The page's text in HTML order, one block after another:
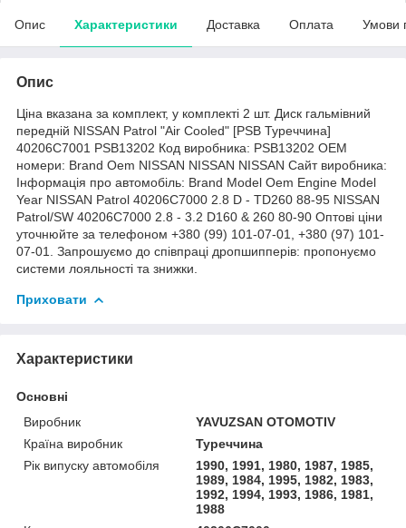
Опис Характеристики Доставка Оплата Умови
Опис
Ціна вказана за комплект, у комплекті 2 шт. Диск гальмівний
передній NISSAN Patrol "Air Cooled" [PSB Туреччина]
40206C7001 PSB13202 Код виробника: PSB13202 OEM
номери: Brand Oem NISSAN NISSAN NISSAN Сайт виробника:
Інформація про автомобіль: Brand Model Oem Engine Model
Year NISSAN Patrol 40206C7000 2.8 D - TD260 88-95 NISSAN
Patrol/SW 40206C7000 2.8 - 3.2 D160 & 260 80-90 Оптові ціни
уточнюйте за телефоном +380 (99) 101-07-01, +380 (97) 101-
07-01. Запрошуємо до співпраці дропшипперів: пропонуємо
системи лояльності та знижки.
Приховати
Характеристики
Основні
Виробник
YAVUZSAN OTOMOTIV
Країна виробник
Туреччина
Рік випуску автомобіля
1990, 1991, 1980, 1987, 1985,
1989, 1984, 1995, 1982, 1983,
1992, 1994, 1993, 1986, 1981,
1988